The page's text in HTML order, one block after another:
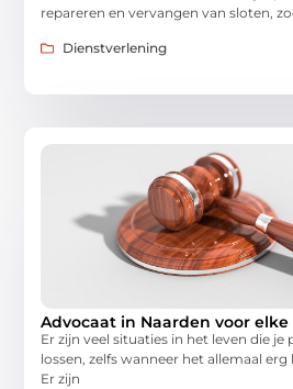
repareren en vervangen van sloten,
Dienstverlening
Advocaat in Naarden voor
Er zijn veel situaties in het leven die
lossen, zelfs wanneer het allemaal
Er zijn